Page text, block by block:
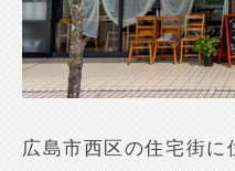
広島市西区の住宅街に